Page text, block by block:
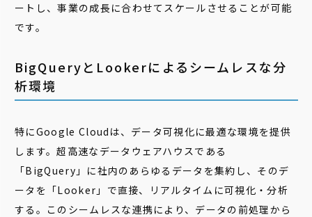
ートし、事業の成長に合わせてスケールさせることが可能
です。
BigQueryとLookerによるシームレスな分
析環境
特にGoogle Cloudは、データ可視化に最適な環境を提供
します。超高速なデータウェアハウスである
「BigQuery」に社内のあらゆるデータを集約し、そのデ
ータを「Looker」で直接、リアルタイムに可視化・分析
する。このシームレスな連携により、データの前処理から